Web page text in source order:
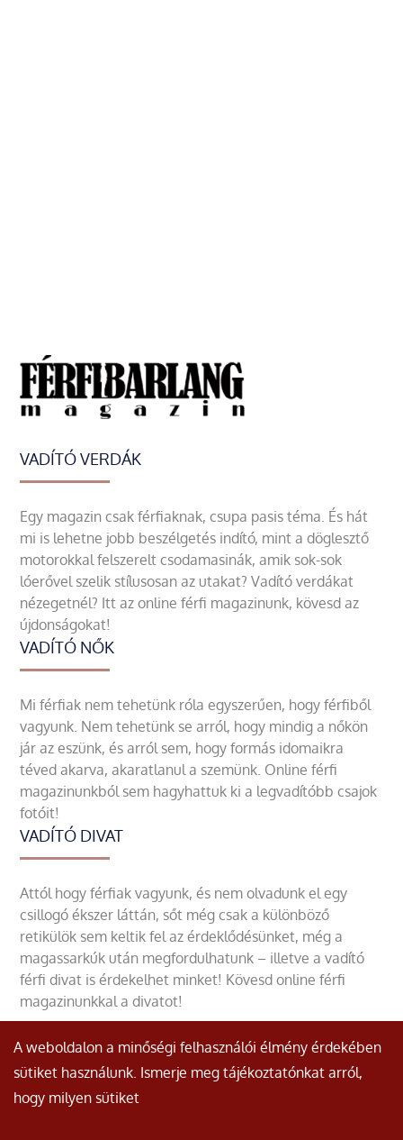
VADÍTÓ VERDÁK
Egy magazin csak férfiaknak, csupa pasis téma. És hát
mi is lehetne jobb beszélgetés indító, mint a döglesztő
motorokkal felszerelt csodamasinák, amik sok-sok
lóerővel szelik stílusosan az utakat? Vadító verdákat
nézegetnél? Itt az online férfi magazinunk, kövesd az
újdonságokat!
VADÍTÓ NŐK
Mi férfiak nem tehetünk róla egyszerűen, hogy férfiből
vagyunk. Nem tehetünk se arról, hogy mindig a nőkön
jár az eszünk, és arról sem, hogy formás idomaikra
téved akarva, akaratlanul a szemünk. Online férfi
magazinunkból sem hagyhattuk ki a legvadítóbb csajok
fotóit!
VADÍTÓ DIVAT
Attól hogy férfiak vagyunk, és nem olvadunk el egy
csillogó ékszer láttán, sőt még csak a különböző
retikülök sem keltik fel az érdeklődésünket, még a
magassarkúk után megfordulhatunk – illetve a vadító
férfi divat is érdekelhet minket! Kövesd online férfi
magazinunkkal a divatot!
© Minden jog fenntartva.
A weboldalon a minőségi felhasználói élmény érdekében
sütiket használunk. Ismerje meg tájékoztatónkat arról,
hogy milyen sütiket